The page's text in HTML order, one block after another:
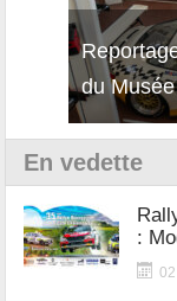
du
En vedette
: